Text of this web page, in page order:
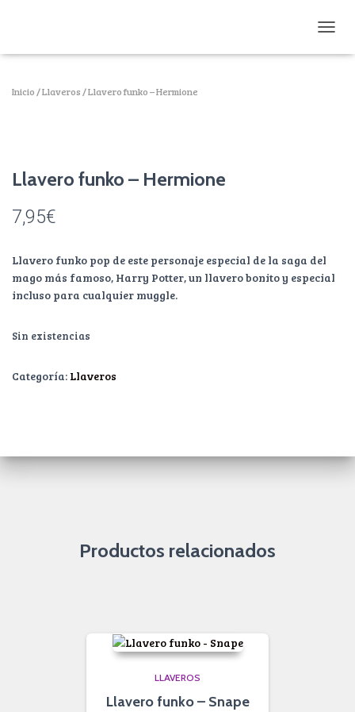
Inicio /Llaveros / Llavero funko – Hermione
Llavero funko – Hermione
7,95€
Llavero funko pop de este personaje especial de la saga del
mago más famoso, Harry Potter, un llavero bonito y especial
incluso para cualquier muggle.
Sin existencias
Categoría: Llaveros
Productos relacionados
LLAVEROS
Llavero funko – Snape